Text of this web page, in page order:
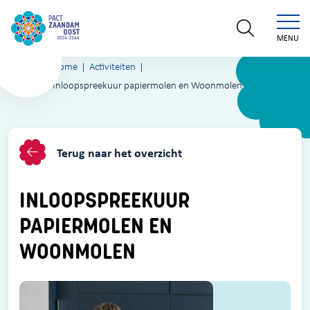
MENU
Home
Activiteiten
Inloopspreekuur papiermolen en Woonmolen
Terug naar het overzicht
INLOOPSPREEKUUR
PAPIERMOLEN EN
WOONMOLEN